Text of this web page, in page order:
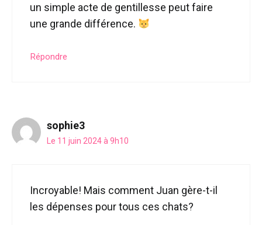
un simple acte de gentillesse peut faire
une grande différence.
Répondre
sophie3
Le 11 juin 2024 à 9h10
Incroyable! Mais comment Juan gère-t-il
les dépenses pour tous ces chats?